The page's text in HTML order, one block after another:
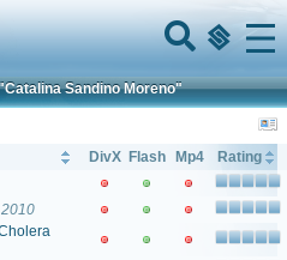
Menu
Sandino Moreno"
DivX Flash Mp4
Rating
2010